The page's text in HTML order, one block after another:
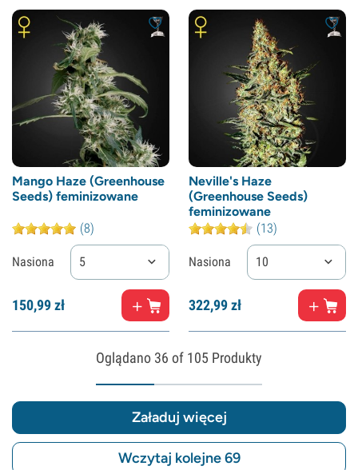
Mango Haze (Greenhouse
Seeds) feminizowane
(8)
Nasiona 5
150,99zł
Neville's Haze
(Greenhouse Seeds)
feminizowane
(13)
Nasiona 10
322,99zł
Oglądano 36 of 105 Produkty
Załaduj więcej
Wczytaj kolejne 69